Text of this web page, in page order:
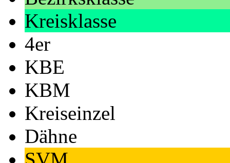
Kreisklasse
4er
KBE
KBM
Kreiseinzel
Dähne